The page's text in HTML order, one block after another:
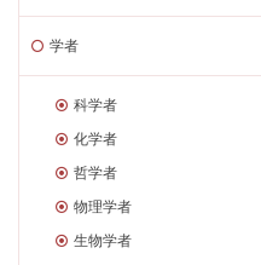
学者
科学者
化学者
哲学者
物理学者
生物学者